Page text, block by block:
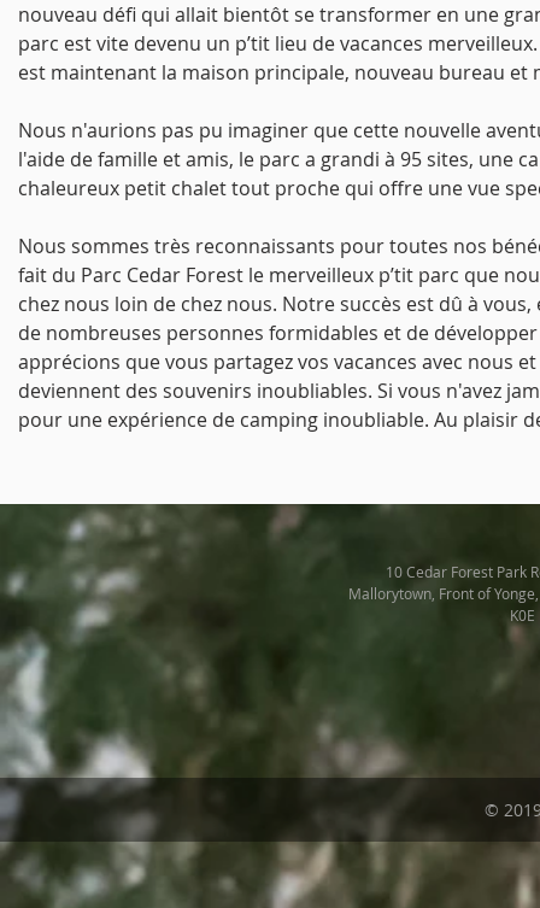
nouveau défi qui allait bientôt se transformer en une
parc est vite devenu un p’tit lieu de vacances
est maintenant la maison principale, nouveau bureau et
Nous n'aurions pas pu imaginer que cette nouvelle
l'aide de famille et amis, le parc a grandi à 95 sites, une
chaleureux petit chalet tout proche qui offre une vue
Nous sommes très reconnaissants pour toutes nos
fait du Parc Cedar Forest le merveilleux p’tit parc que
chez nous loin de chez nous. Notre succès est dû à
de nombreuses personnes formidables et de
apprécions que vous partagez vos vacances avec nous
deviennent des souvenirs inoubliables. Si vous n'avez
pour une expérience de camping inoubliable. Au plaisir
10 Cedar Forest Park
Mallorytown, Front of
K0E
©